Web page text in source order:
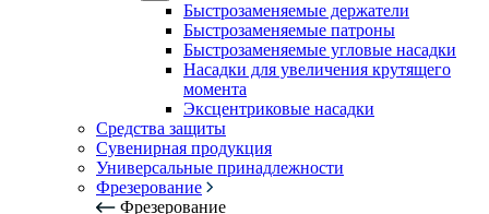
Быстрозаменяемые держатели
Быстрозаменяемые патроны
Быстрозаменяемые угловые насадки
Насадки для увеличения крутящего
момента
Эксцентриковые насадки
Средства защиты
Сувенирная продукция
Универсальные принадлежности
Фрезерование
Фрезерование